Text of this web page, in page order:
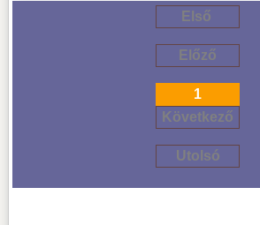
Első
Előző
1
Következő
Utolsó